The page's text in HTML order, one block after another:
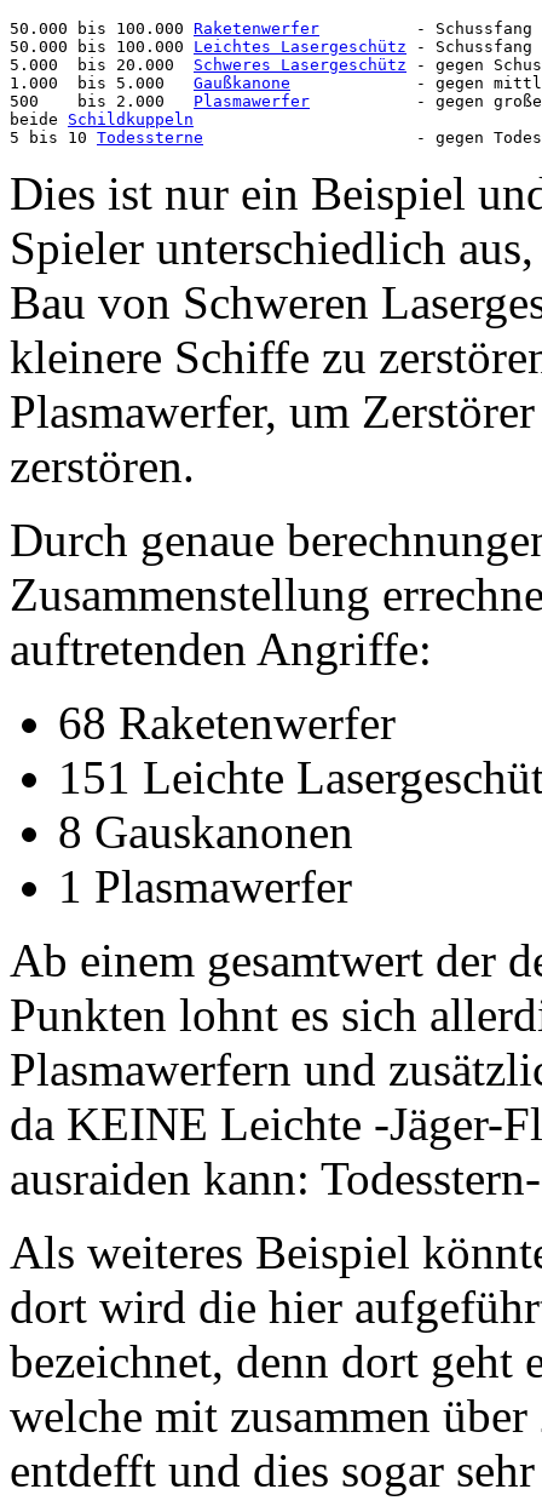
50.000 bis 100.000 Raketenwerfer
          - Schussfang
50.000 bis 100.000 Leichtes Lasergeschütz - Schussfang
5.000  bis 20.000 Schweres Lasergeschütz - gegen
1.000  bis 5.000 Gaußkanone
- gegen
500    bis 2.000 Plasmawerfer
- gegen
beide Schildkuppeln
5 bis 10 Todessterne
Dies ist nur ein Beispiel
Spieler unterschiedlich
Bau von Schweren
kleinere Schiffe zu
Plasmawerfer, um
zerstören.
Durch genaue
Zusammenstellung
auftretenden Angriffe:
68 Raketenwerfer
151 Leichte
8 Gauskanonen
1 Plasmawerfer
Ab einem gesamtwert der
Punkten lohnt es sich
Plasmawerfern und
da KEINE Leichte -Jäger-
ausraiden kann:
Als weiteres Beispiel
dort wird die hier
bezeichnet, denn dort geht
welche mit zusammen
entdefft und dies sogar